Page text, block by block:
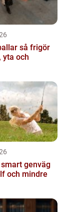
frigör
yta och
och mindre